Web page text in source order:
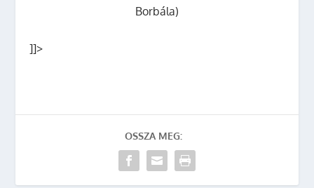
Borbála)
]]>
OSSZA MEG: